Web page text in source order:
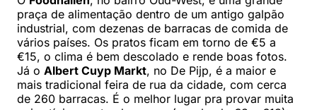
praça de alimentação dentro de um antigo galpão
industrial, com dezenas de barracas de comida de
vários países. Os pratos ficam em torno de €5 a
€15, o clima é bem descolado e rende boas fotos.
Já o Albert Cuyp Markt, no De Pijp, é a maior e
mais tradicional feira de rua da cidade, com cerca
de 260 barracas. É o melhor lugar pra provar muita